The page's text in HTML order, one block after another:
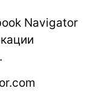
Navigator